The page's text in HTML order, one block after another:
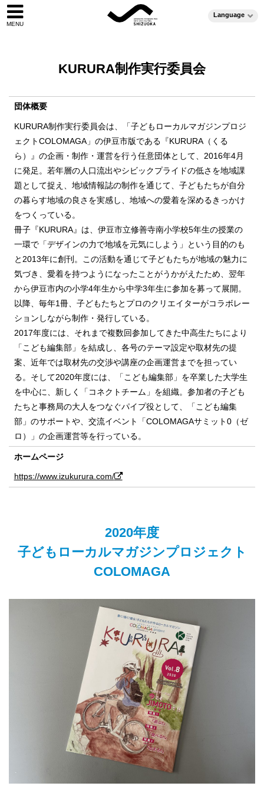
Language
KURURA制作実行委員会
団体概要
KURURA制作実行委員会は、「子どもローカルマガジンプロジ
ェクトCOLOMAGA」の伊豆市版である『KURURA（くる
ら）』の企画・制作・運営を行う任意団体として、2016年4月
に発足。若年層の人口流出やシビックプライドの低さを地域課
題として捉え、地域情報誌の制作を通じて、子どもたちが自分
の暮らす地域の良さを実感し、地域への愛着を深めるきっかけ
をつくっている。
冊子『KURURA』は、伊豆市立修善寺南小学校5年生の授業の
一環で「デザインの力で地域を元気にしよう」という目的のも
と2013年に創刊。この活動を通じて子どもたちが地域の魅力に
気づき、愛着を持つようになったことがうかがえたため、翌年
から伊豆市内の小学4年生から中学3年生に参加を募って展開。
以降、毎年1冊、子どもたちとプロのクリエイターがコラボレー
ションしながら制作・発行している。
2017年度には、それまで複数回参加してきた中高生たちにより
「こども編集部」を結成し、各号のテーマ設定や取材先の提
案、近年では取材先の交渉や講座の企画運営までを担ってい
る。そして2020年度には、「こども編集部」を卒業した大学生
を中心に、新しく「コネクトチーム」を組織。参加者の子ども
たちと事務局の大人をつなぐパイプ役として、「こども編集
部」のサポートや、交流イベント「COLOMAGAサミット0（ゼ
ロ）」の企画運営等を行っている。
ホームページ
https://www.izukurura.com/
2020年度
子どもローカルマガジンプロジェクト
COLOMAGA